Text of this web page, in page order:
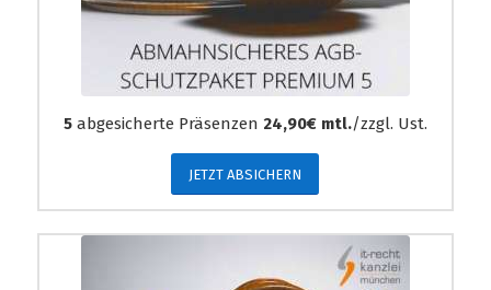
5 abgesicherte Präsenzen 24,90€ mtl./zzgl. Ust.
JETZT ABSICHERN